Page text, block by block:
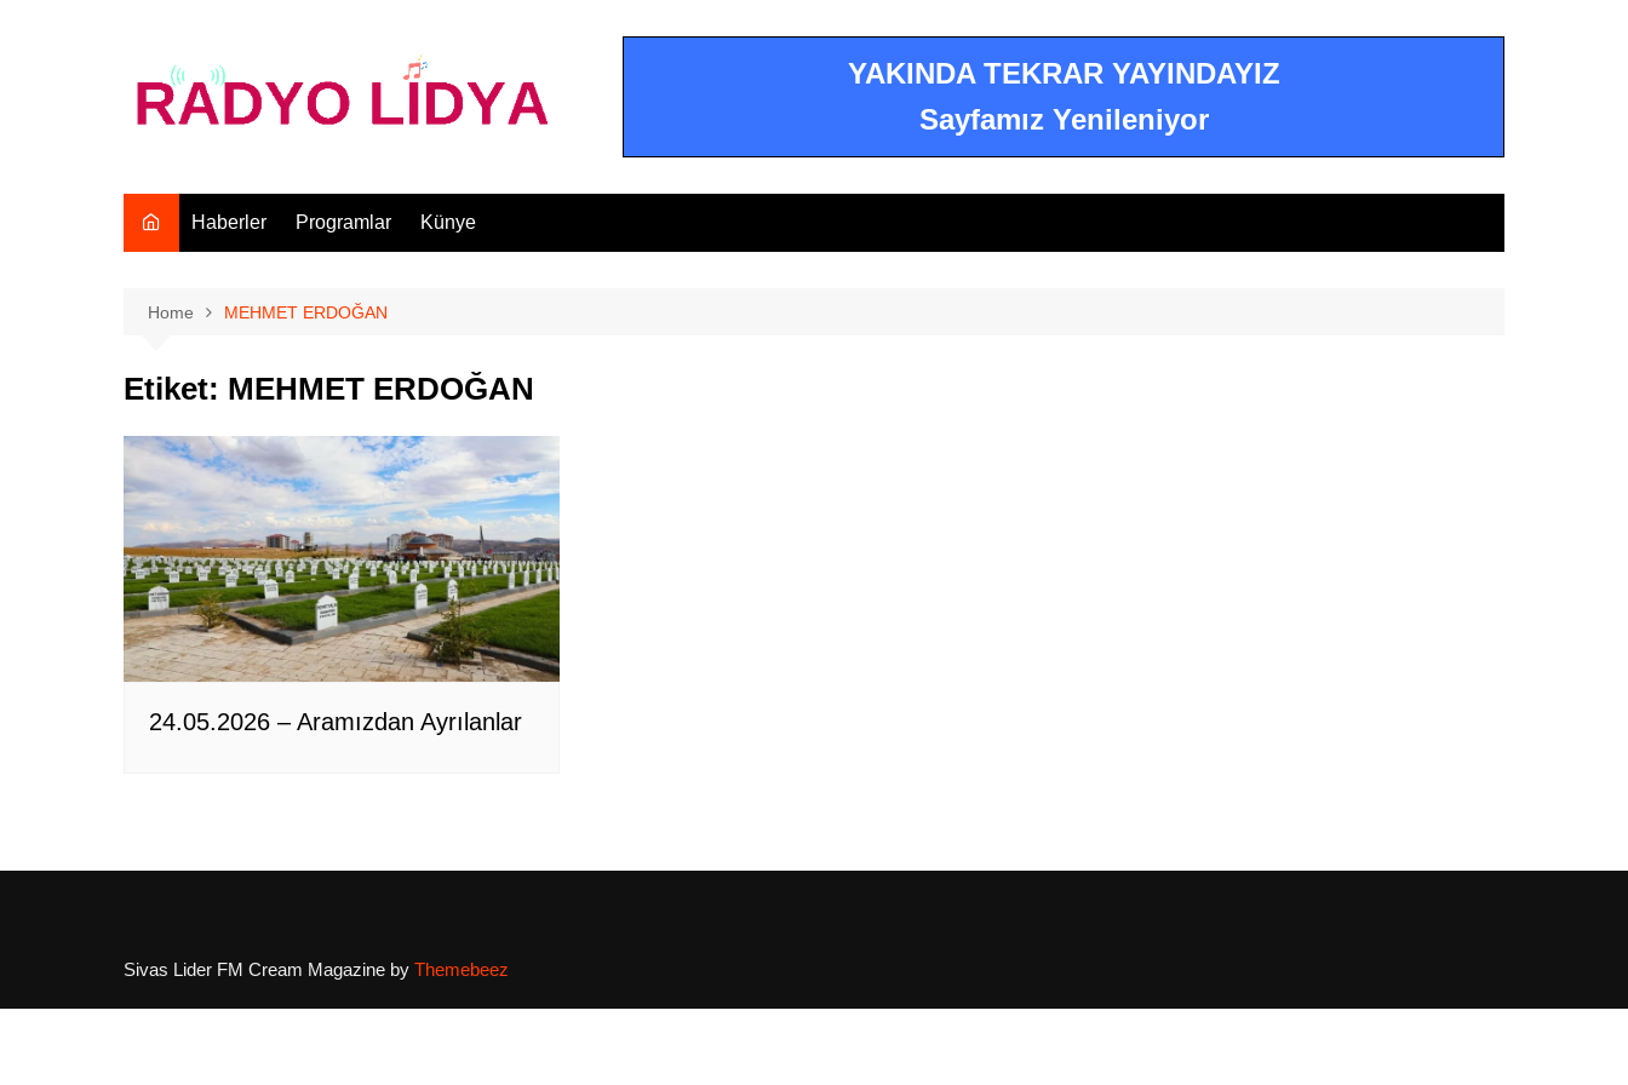
YAKINDA TEKRAR YAYINDAYIZ
Sayfamız Yenileniyor
Haberler Programlar Künye
Home MEHMET ERDOĞAN
Etiket: MEHMET ERDOĞAN
24.05.2026 – Aramızdan Ayrılanlar
Sivas Lider FM Cream Magazine by Themebeez